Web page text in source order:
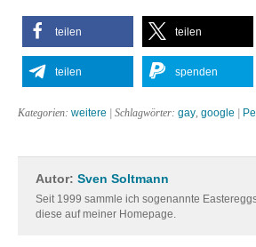
teilen teilen
teilen spenden
Kategorien: weitere | Schlagwörter: gay, google
Autor: Sven Soltmann
Seit 1999 sammle ich sogenannte
diese auf meiner Homepage.